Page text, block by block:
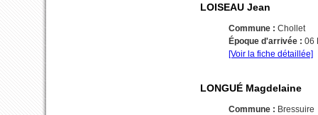
LOISEAU Jean
Commune : Chollet
Époque d'arrivée : 06
[Voir la fiche détaillée]
LONGUÉ Magdelaine
Commune : Bressuire